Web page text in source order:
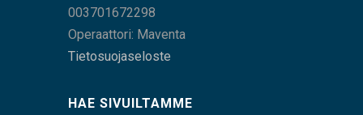
003701672298
Operaattori: Maventa
Tietosuojaseloste
HAE SIVUILTAMME